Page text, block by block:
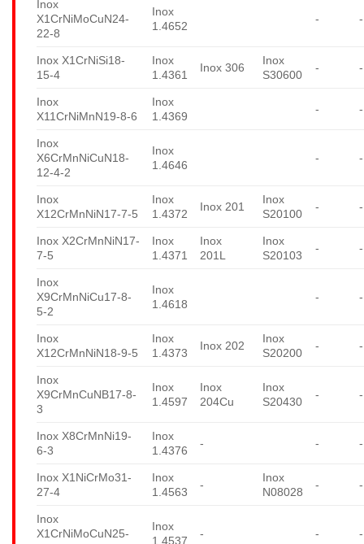
Inox
X1CrNiMoCuN24-
22-8
Inox
1.4652
- -
Inox X1CrNiSi18-
15-4
Inox
1.4361
Inox 306
Inox
S30600
- -
Inox
X11CrNiMnN19-8-6
Inox
1.4369
- -
Inox
X6CrMnNiCuN18-
12-4-2
Inox
1.4646
- -
Inox
X12CrMnNiN17-7-5
Inox
1.4372
Inox 201
Inox
S20100
- -
Inox X2CrMnNiN17-
7-5
Inox
1.4371
Inox
201L
Inox
S20103
- -
Inox
X9CrMnNiCu17-8-
5-2
Inox
1.4618
- -
Inox
X12CrMnNiN18-9-5
Inox
1.4373
Inox 202
Inox
S20200
- -
Inox
X9CrMnCuNB17-8-
3
Inox
1.4597
Inox
204Cu
Inox
S20430
- -
Inox X8CrMnNi19-
6-3
Inox
1.4376
- - -
Inox X1NiCrMo31-
27-4
Inox
1.4563
-
Inox
N08028
- -
Inox
X1CrNiMoCuN25-
Inox
1.4537
- - -